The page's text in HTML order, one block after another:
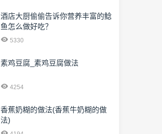
酒店大厨偷偷告诉你营养丰富的鲶
鱼怎么做好吃？
5330
素鸡豆腐_素鸡豆腐做法
4254
香蕉奶糊的做法(香蕉牛奶糊的做
法)